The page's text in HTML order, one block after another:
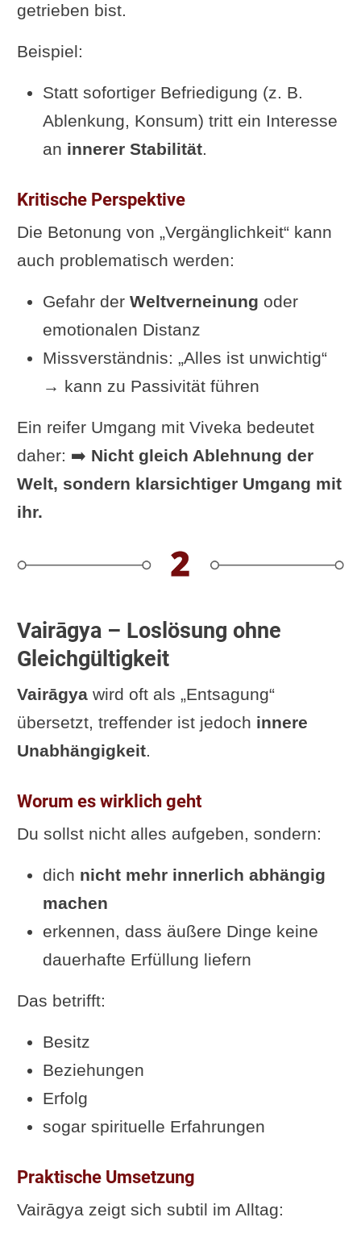
getrieben bist.
Beispiel:
Statt sofortiger Befriedigung (z. B.
Ablenkung, Konsum) tritt ein Interesse
an innerer Stabilität.
Kritische Perspektive
Die Betonung von „Vergänglichkeit“ kann
auch problematisch werden:
Gefahr der Weltverneinung oder
emotionalen Distanz
Missverständnis: „Alles ist unwichtig“
→ kann zu Passivität führen
Ein reifer Umgang mit Viveka bedeutet
daher: ➡️ Nicht gleich Ablehnung der
Welt, sondern klarsichtiger Umgang mit
ihr.
Vairāgya – Loslösung ohne
Gleichgültigkeit
Vairāgyawird oft als „Entsagung“
übersetzt, treffender ist jedoch innere
Unabhängigkeit.
Worum es wirklich geht
Du sollst nicht alles aufgeben, sondern:
dich nicht mehr innerlich abhängig
machen
erkennen, dass äußere Dinge keine
dauerhafte Erfüllung liefern
Das betrifft:
Besitz
Beziehungen
Erfolg
sogar spirituelle Erfahrungen
Praktische Umsetzung
Vairāgya zeigt sich subtil im Alltag: